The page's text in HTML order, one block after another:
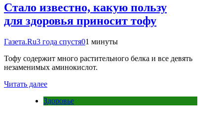
Стало известно, какую пользу
для здоровья приносит тофу
Газета.Ru3 года спустя01 минуты
Тофу содержит много растительного белка и все девять
незаменимых аминокислот.
Читать далее
Здоровье